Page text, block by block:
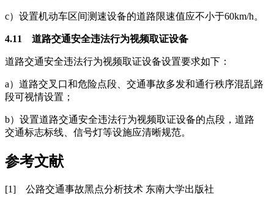
c）设置机动车区间测速设备的道路限速值应不小于60km/h。
4.11 道路交通安全违法行为视频取证设备
道路交通安全违法行为视频取证设备设置要求如下：
a）道路交叉口和危险点段、交通事故多发和通行秩序混乱路
段可视情设置；
b）设置道路交通安全违法行为视频取证设备的点段，道路
交通标志标线、信号灯等设施应清晰规范。
参考文献
[1] 公路交通事故黑点分析技术 东南大学出版社